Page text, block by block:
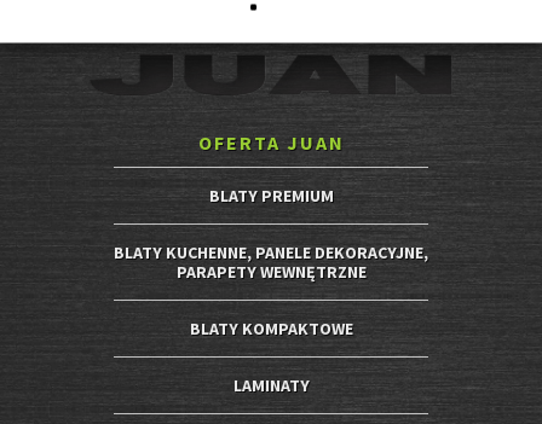
OFERTA JUAN
BLATY PREMIUM
BLATY KUCHENNE, PANELE DEKORACYJNE,
PARAPETY WEWNĘTRZNE
BLATY KOMPAKTOWE
LAMINATY